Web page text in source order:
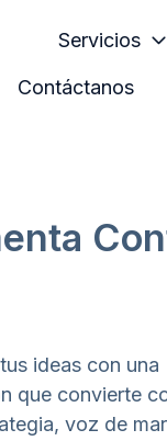
Servicios
Contáctanos
ideas con una
que convierte
voz de